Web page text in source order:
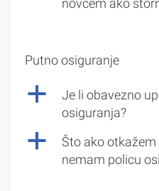
novcem ako
Putno osiguranje
a
Je li obavezno
osiguranja?
a
Što ako otkažem
nemam policu